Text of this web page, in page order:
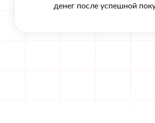
денег после успешной